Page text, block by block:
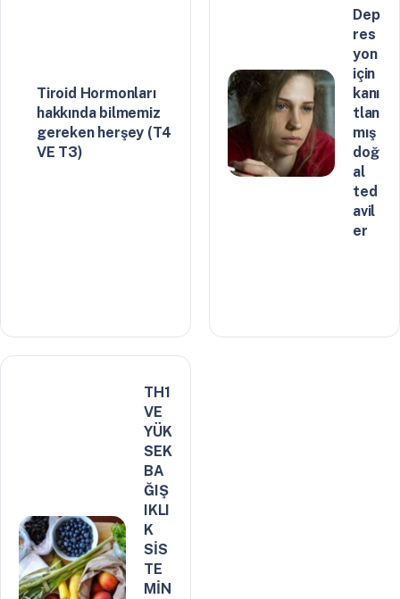
Tiroid Hormonları
hakkında bilmemiz
gereken herşey (T4
VE T3)
Dep
res
yon
için
kanı
tlan
mış
doğ
al
ted
avil
er
TH1
VE
YÜK
SEK
BA
ĞIŞ
IKLI
K
SİS
TE
MİN